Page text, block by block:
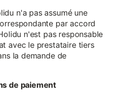
n'a pas assumé une
par accord
n'est pas responsable
avec le prestataire tiers
la demande de
de paiement